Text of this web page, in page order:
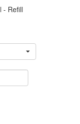
- Refill